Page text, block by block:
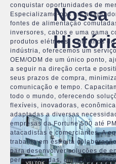
Nossa
conquistar oportunidades de
Especializamo-nos em
fontes de alimentação
inversores, cabos e uma gama
produtos elétricos. Com anos
indústria, oferecemos um
OEM/ODM de um único ponto,
a seguir na direção certa e
seus prazos de compra,
comunicação e tempo.
todo o mundo, oferecendo
flexíveis, inovadoras,
adaptadas a diversas
empresas da Fortune 500 até
atacadistas e comerciantes. A
trabalha em estreita
para desenvolver soluções de
personalizadas, otimizando
Suporte